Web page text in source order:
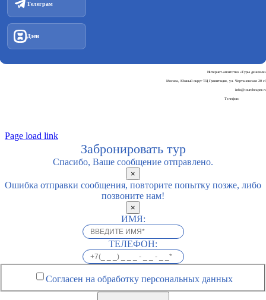
Телеграм
Дзен
Интернет-агентство «Туры дешевле»
Москва, Южный округ ТЦ Гравитация, ул. Чертановская 20 с3
info@tourcheaper.ru
Телефон:
Page load link
Забронировать тур
Спасибо, Ваше сообщение отправлено.
×
Ошибка отправки сообщения, повторите попытку позже, либо
позвоните нам!
×
ИМЯ:
ТЕЛЕФОН:
Согласен на обработку персональных данных